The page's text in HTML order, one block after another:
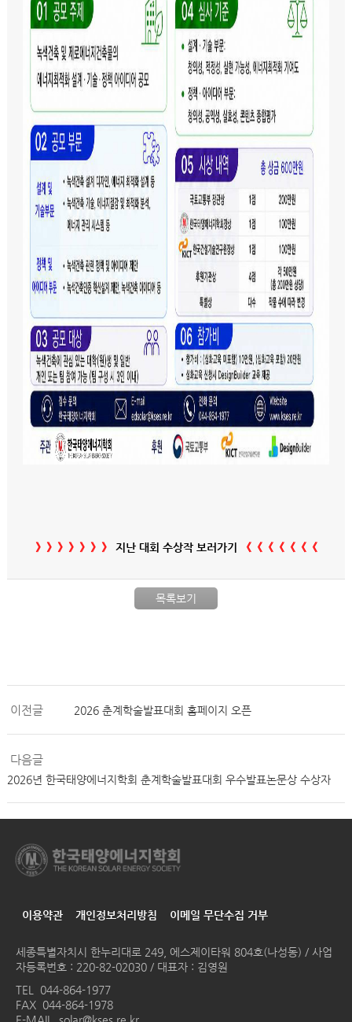
》》》》》》》 지난 대회 수상작 보러가기 《《《《《《《
목록보기
이전글 2026 춘계학술발표대회 홈페이지 오픈
다음글
2026년 한국태양에너지학회 춘계학술발표대회 우수발표논문상 수상자
이용약관 개인정보처리방침 이메일 무단수집 거부
세종특별자치시 한누리대로 249, 에스제이타워 804호(나성동) / 사업
자등록번호 : 220-82-02030 / 대표자 : 김영원
TEL 044-864-1977
FAX 044-864-1978